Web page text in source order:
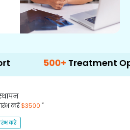
500+ Treatment Options
करें$3500 *
करें